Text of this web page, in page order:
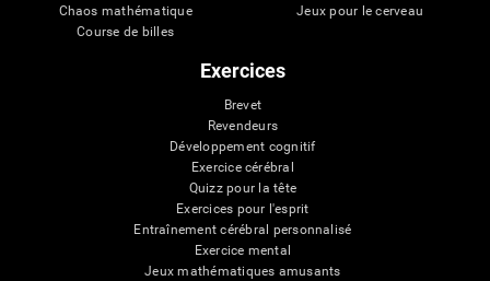
Chaos mathématique
Course de billes
Jeux pour le cerveau
Exercices
Brevet
Revendeurs
Développement cognitif
Exercice cérébral
Quizz pour la tête
Exercices pour l'esprit
Entraînement cérébral personnalisé
Exercice mental
Jeux mathématiques amusants